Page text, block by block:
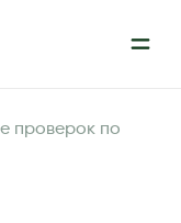
проверок по